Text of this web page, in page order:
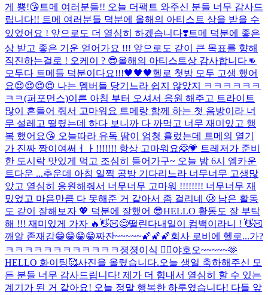
게 뿅!😘 트메 여러분들!! 오늘 더팩트 와주신 분들 너무 감사드
립니다!! 트메 여러분들 덕분에 올해의 아티스트 상을 받을 수
있었어요 ! 앞으로도 더 열심히 하겠습니다❣️트메 덕분에 좋은
상 받고 좋은 기운 얻어가요 !!! 앞으로도 같이 큰 목표를 향해
직진하는걸로 ! 오케이 ? 😎올해의 아티스트상 감사합니다👊
모두다 트메들 덕분이다요!!!🖤🖤🖤헬로 첫방 모두 고생 했어
요😍😍😍😍 나는 멤버들 당기느라 쉽지 않았지 ㅋㅋㅋㅋㅋㅋ
ㅋㅋ(퍼포먼스)이른 아침 부터 오셔서 응원 해주고 트라이트
많이 흔들어 줘서 고마워요 트메랑 함께 하는 첫 음방이라 너
무 설레고 떨렸는데 하다 보니까 다 까먹고 너무 재미있고 행
복 했어요😘 오늘따라 유독 땀이 엄청 흘렀는데 트메의 열기
가 진짜 짱이여써ㅓㅏ!!!!!!! 항상 고마워요🤗💗 트레저가 준비
한 도시락 맛있게 먹고 조심히 들어가구~ 오늘 밤 6시 엠카운
트다운 ...추운데 아침 일찍 공방 기다리느라 너무너무 고생많
았고 열심히 응원해줘서 너무너무 고마워 !!!!!!!! 너무너무 재
밌었고 마음만큼 다 못해준 거 같아서 좀 걸리네 🥲 남은 활동
도 같이 잘해보자 💖 덕분에 잘했어 😎HELLO 활동도 잘 부탁
해 !!! 재미있게 가자 🔥👋🏻😊떨린다내일이 컴백이라니 ! 👋🏻
깨알 존재감😁😁😁😁짜잔~~~~~🌠🌠🌠회사 로비에 헬로...가?
ㅋㅋㅋㅋㅋㅋㅋㅋㅋㅋㅋㅋ 졍졍이식 ✌🏻야호오~~~~~🫶
HELLO 화이팅🥰사진을 올렸습니다.오늘 생일 축하해주신 모
든 분들 너무 감사드립니다! 제가 더 힘내서 열심히 할 수 있는
계기가 된 거 같아요! 오늘 정말 행복한 하루였습니다! 다들 앞